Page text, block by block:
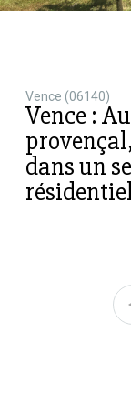
Vence (06140)
Vence :
dans un